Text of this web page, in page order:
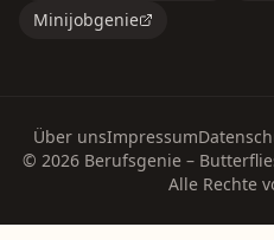
Minijobgenie
Über unsImpressum
© 2026Berufsgenie –
Alle Rechte